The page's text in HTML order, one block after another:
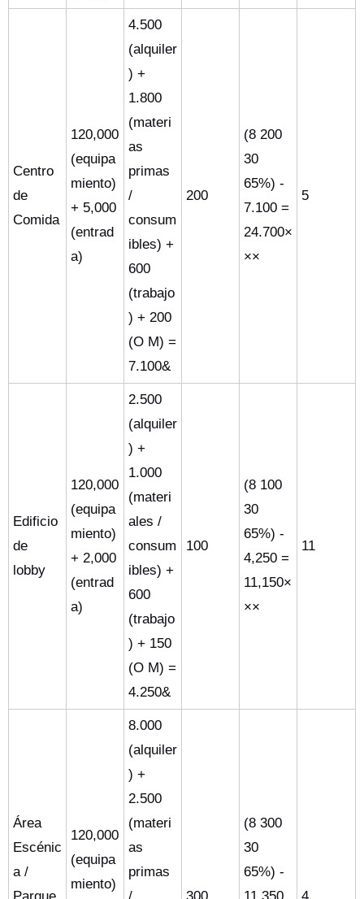
Centro
de
Comida
120,000
(equipa
miento)
+ 5,000
(entrad
a)
4.500
(alquiler
) +
1.800
(materi
as
primas
/
consum
ibles) +
600
(trabajo
) + 200
(O M) =
7.100&
200
(8 200
30
65%) -
7.100 =
24.700×
××
5
Edificio
de
lobby
120,000
(equipa
miento)
+ 2,000
(entrad
a)
2.500
(alquiler
) +
1.000
(materi
ales /
consum
ibles) +
600
(trabajo
) + 150
(O M) =
4.250&
100
(8 100
30
65%) -
4,250 =
11,150×
××
11
Área
Escénic
a /
120,000
(equipa
miento)
8.000
(alquiler
) +
2.500
(materi
as
primas
(8 300
30
65%) -